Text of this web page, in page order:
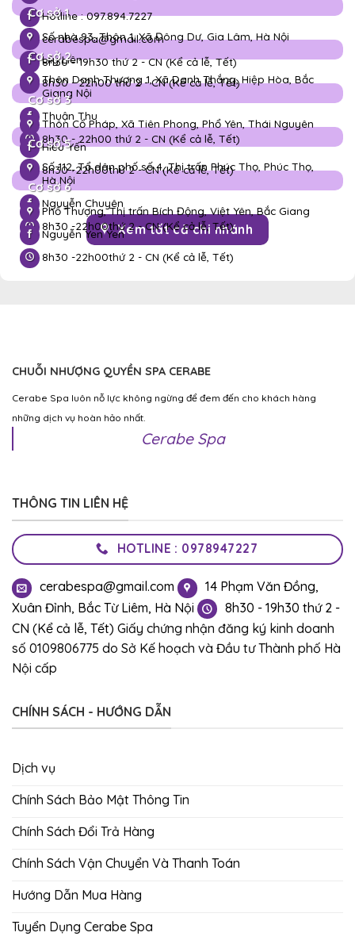
Hotline : 097.894.7227
cerabespa@gmail.com
8h30 - 19h30 thứ 2 - CN (Kể cả lễ, Tết)
Cơ sở 1
Số nhà 93, Thôn 1, Xã Đông Dư, Gia Lâm, Hà Nội
Lily Liên
8h30 - 22h00 thứ 2 - CN (Kể cả lễ, Tết)
Cơ sở 2
Thôn Danh Thượng 1, Xã Danh Thắng, Hiệp Hòa, Bắc
Giang Nội
Thuận Thu
8h30 - 22h00 thứ 2 - CN (Kể cả lễ, Tết)
Cơ sở 3
Thôn Cổ Pháp, Xã Tiên Phong, Phổ Yên, Thái Nguyên
Hiếu Yến
8h30 -22h00thứ 2 - CN (Kể cả lễ, Tết)
Cơ sở 5
Số 112, Tổ dân phố số 4, Thị trấn Phúc Thọ, Phúc Thọ,
Hà Nội
Nguyễn Chuyên
8h30 -22h00thứ 2 - CN (Kể cả lễ, Tết)
Cơ sở 6
Phố Thượng, Thị trấn Bích Động, Việt Yên, Bắc Giang
Nguyễn Yen Yen
8h30 -22h00thứ 2 - CN (Kể cả lễ, Tết)
Xem tất cả chi nhánh
CHUỖI NHƯỢNG QUYỀN SPA CERABE
Cerabe Spa luôn nỗ lực không ngừng để đem đến cho khách hàng
những dịch vụ hoàn hảo nhất.
Cerabe Spa
THÔNG TIN LIÊN HỆ
HOTLINE : 0978947227
cerabespa@gmail.com
14 Phạm Văn Đồng,
Xuân Đỉnh, Bắc Từ Liêm, Hà Nội
8h30 - 19h30 thứ 2 -
CN (Kể cả lễ, Tết) Giấy chứng nhận đăng ký kinh doanh
số 0109806775 do Sở Kế hoạch và Đầu tư Thành phố Hà
Nội cấp
CHÍNH SÁCH - HƯỚNG DẪN
Dịch vụ
Chính Sách Bảo Mật Thông Tin
Chính Sách Đổi Trả Hàng
Chính Sách Vận Chuyển Và Thanh Toán
Hướng Dẫn Mua Hàng
Tuyển Dụng Cerabe Spa